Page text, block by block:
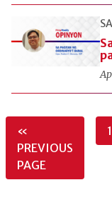
«
PREVIOUS
PAGE
1